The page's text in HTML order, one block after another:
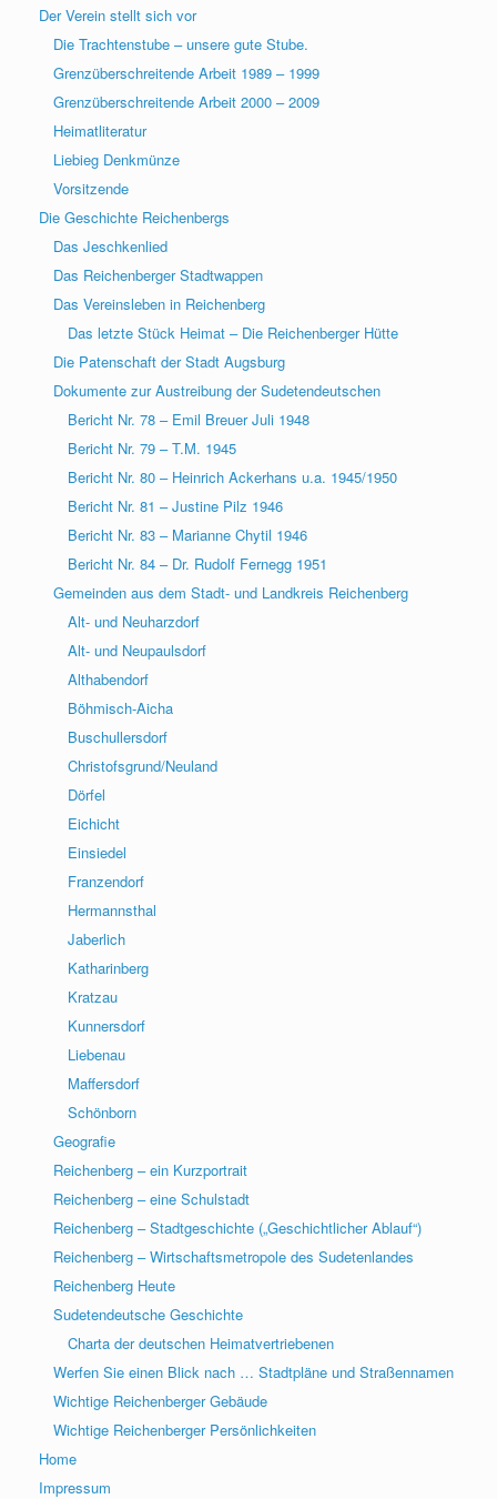
Der Verein stellt sich vor
Die Trachtenstube – unsere gute Stube.
Grenzüberschreitende Arbeit 1989 – 1999
Grenzüberschreitende Arbeit 2000 – 2009
Heimatliteratur
Liebieg Denkmünze
Vorsitzende
Die Geschichte Reichenbergs
Das Jeschkenlied
Das Reichenberger Stadtwappen
Das Vereinsleben in Reichenberg
Das letzte Stück Heimat – Die Reichenberger Hütte
Die Patenschaft der Stadt Augsburg
Dokumente zur Austreibung der Sudetendeutschen
Bericht Nr. 78 – Emil Breuer Juli 1948
Bericht Nr. 79 – T.M. 1945
Bericht Nr. 80 – Heinrich Ackerhans u.a. 1945/1950
Bericht Nr. 81 – Justine Pilz 1946
Bericht Nr. 83 – Marianne Chytil 1946
Bericht Nr. 84 – Dr. Rudolf Fernegg 1951
Gemeinden aus dem Stadt- und Landkreis Reichenberg
Alt- und Neuharzdorf
Alt- und Neupaulsdorf
Althabendorf
Böhmisch-Aicha
Buschullersdorf
Christofsgrund/Neuland
Dörfel
Eichicht
Einsiedel
Franzendorf
Hermannsthal
Jaberlich
Katharinberg
Kratzau
Kunnersdorf
Liebenau
Maffersdorf
Schönborn
Geografie
Reichenberg – ein Kurzportrait
Reichenberg – eine Schulstadt
Reichenberg – Stadtgeschichte („Geschichtlicher Ablauf“)
Reichenberg – Wirtschaftsmetropole des Sudetenlandes
Reichenberg Heute
Sudetendeutsche Geschichte
Charta der deutschen Heimatvertriebenen
Werfen Sie einen Blick nach … Stadtpläne und Straßennamen
Wichtige Reichenberger Gebäude
Wichtige Reichenberger Persönlichkeiten
Home
Impressum